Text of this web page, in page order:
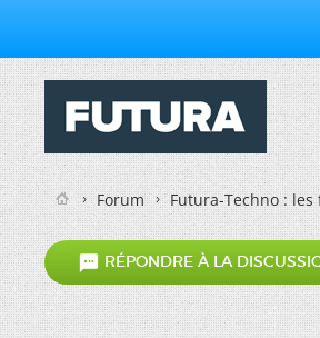
Forum Futura-Techno :
 RÉPONDRE À LA